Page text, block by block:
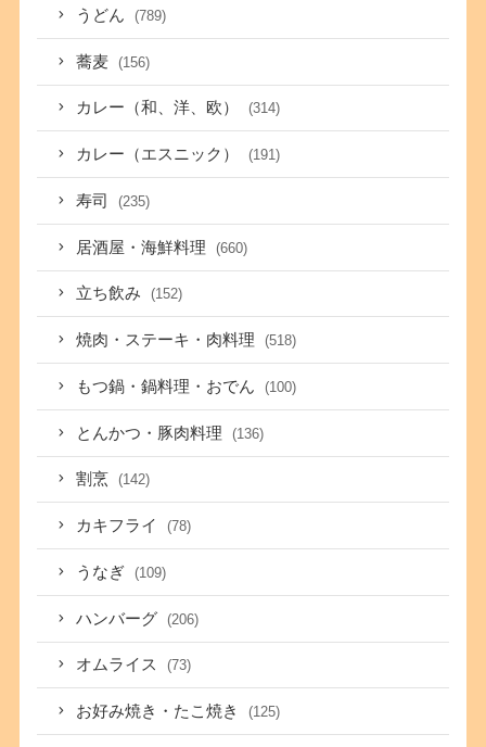
うどん (789)
蕎麦 (156)
カレー（和、洋、欧） (314)
カレー（エスニック） (191)
寿司 (235)
居酒屋・海鮮料理 (660)
立ち飲み (152)
焼肉・ステーキ・肉料理 (518)
もつ鍋・鍋料理・おでん (100)
とんかつ・豚肉料理 (136)
割烹 (142)
カキフライ (78)
うなぎ (109)
ハンバーグ (206)
オムライス (73)
お好み焼き・たこ焼き (125)